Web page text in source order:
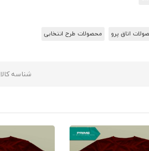
اتاق پرو محصولات طرح انتخابی
شناسه کالا